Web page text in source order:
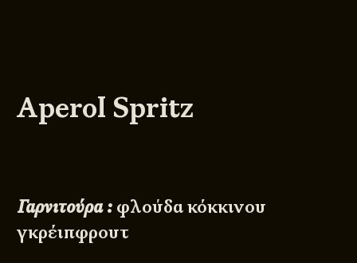
Aperol Spritz
Γαρνιτούρα : φλούδα κόκκινου
γκρέιπφρουτ